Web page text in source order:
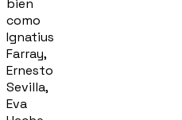
bien
como
Ignatius
Farray,
Ernesto
Sevilla,
Eva